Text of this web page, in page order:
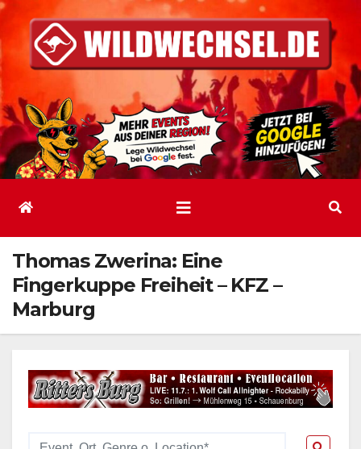
Inhalt
springen
Thomas Zwerina: Eine
Fingerkuppe Freiheit – KFZ –
Marburg